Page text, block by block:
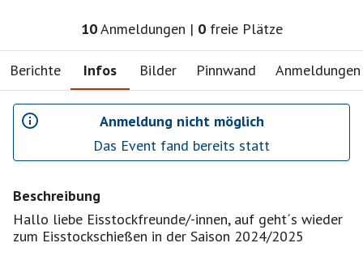
10Anmeldungen | 0 freie Plätze
Berichte Infos Bilder Pinnwand Anmeldungen
Anmeldung nicht möglich
Das Event fand bereits statt
Beschreibung
Hallo liebe Eisstockfreunde/-innen, auf geht´s wieder
zum Eisstockschießen in der Saison 2024/2025